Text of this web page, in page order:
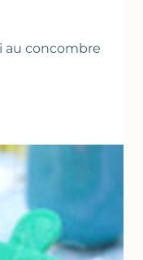
au concombre